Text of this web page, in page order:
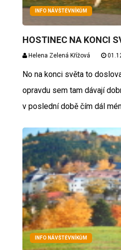
INFO NÁVŠTĚVNÍKŮM
HOSTINEC NA KONCI
Helena Zelená Křížová
No na konci světa to
opravdu sem tam dávají
v poslední době čím dál
INFO NÁVŠTĚVNÍKŮM